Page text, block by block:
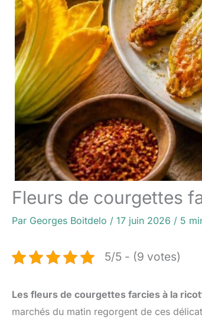
Fleurs de courgettes
Par Georges Boitdelo / 17 juin 2026 / 5
5/5 - (9 votes)
Les fleurs de courgettes farcies à la
marchés du matin regorgent de ces